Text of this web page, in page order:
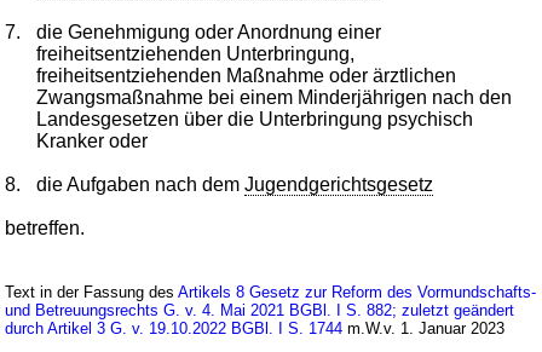
7.
die Genehmigung oder Anordnung einer
freiheitsentziehenden Unterbringung,
freiheitsentziehenden Maßnahme oder ärztlichen
Zwangsmaßnahme bei einem Minderjährigen nach den
Landesgesetzen über die Unterbringung psychisch
Kranker oder
8. die Aufgaben nach demJugendgerichtsgesetz
betreffen.
Text in der Fassung desArtikels 8 Gesetz zur Reform des Vormundschafts-
und Betreuungsrechts G. v. 4. Mai 2021 BGBl. I S. 882; zuletzt geändert
durch Artikel 3 G. v. 19.10.2022 BGBl. I S. 1744 m.W.v. 1. Januar 2023